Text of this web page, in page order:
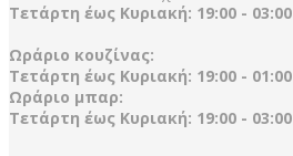
Τετάρτη έως Κυριακή: 19:00 - 03:00
Ωράριο κουζίνας:
Τετάρτη έως Κυριακή: 19:00 - 01:00
Ωράριο μπαρ:
Τετάρτη έως Κυριακή: 19:00 - 03:00